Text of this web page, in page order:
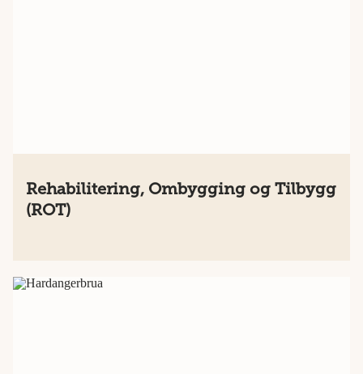
Rehabilitering, Ombygging og Tilbygg
(ROT)